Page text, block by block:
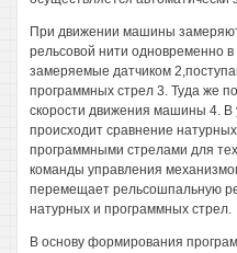
При движении машины
рельсовой нити одновременно
замеряемые датчиком
программных стрел 3. Туда же
скорости движения машины 4. В
происходит сравнение
программными стрелами для
команды управления
перемещает рельсошпальную
натурных и программных стрел.
В основу формирования